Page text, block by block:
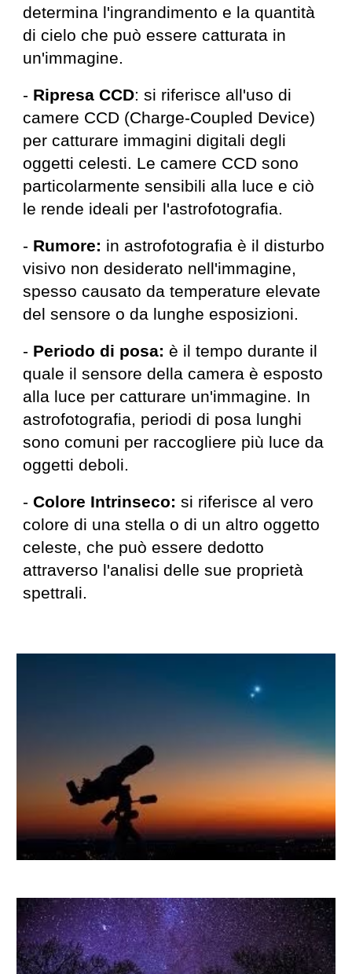
determina l'ingrandimento e la quantità
di cielo che può essere catturata in
un'immagine.
- Ripresa CCD: si riferisce all'uso di
camere CCD (Charge-Coupled Device)
per catturare immagini digitali degli
oggetti celesti. Le camere CCD sono
particolarmente sensibili alla luce e ciò
le rende ideali per l'astrofotografia.
- Rumore: in astrofotografia è il disturbo
visivo non desiderato nell'immagine,
spesso causato da temperature elevate
del sensore o da lunghe esposizioni.
- Periodo di posa: è il tempo durante il
quale il sensore della camera è esposto
alla luce per catturare un'immagine. In
astrofotografia, periodi di posa lunghi
sono comuni per raccogliere più luce da
oggetti deboli.
-Colore Intrinseco:si riferisce al vero
colore di una stella o di un altro oggetto
celeste, che può essere dedotto
attraverso l'analisi delle sue proprietà
spettrali.